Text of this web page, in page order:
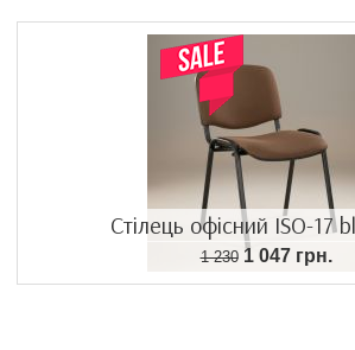
Стілець офісний ISO-17
1 2301 047 грн.